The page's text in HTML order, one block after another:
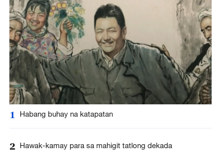
1 Habang buhay na katapatan
2 Hawak-kamay para sa mahigit tatlong dekada